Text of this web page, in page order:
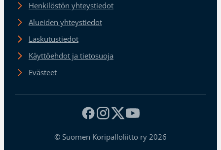
Henkilöstön yhteystiedot
Alueiden yhteystiedot
Laskutustiedot
Käyttöehdot ja tietosuoja
Evästeet
© Suomen Koripalloliitto ry 2026